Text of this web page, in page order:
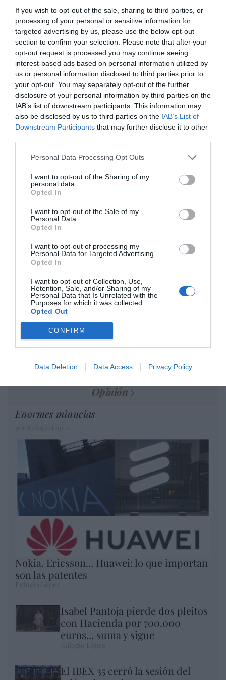
If you wish to opt-out of the sale, sharing to third parties, or
processing of your personal or sensitive information for
targeted advertising by us, please use the below opt-out
section to confirm your selection. Please note that after your
opt-out request is processed you may continue seeing
interest-based ads based on personal information utilized by
us or personal information disclosed to third parties prior to
your opt-out. You may separately opt-out of the further
disclosure of your personal information by third parties on the
IAB’s list of downstream participants. This information may
also be disclosed by us to third parties on the IAB’s List of
Downstream Participants that may further disclose it to other
Personal Data Processing Opt Outs
I want to opt-out of the Sharing of my
personal data.
Opted In
I want to opt-out of the Sale of my
Personal Data.
Opted In
I want to opt-out of processing my
Personal Data for Targeted Advertising.
Opted In
I want to opt-out of Collection, Use,
Retention, Sale, and/or Sharing of my
Personal Data that Is Unrelated with the
Purposes for which it was collected.
Opted Out
CONFIRM
Data Deletion Data Access Privacy Policy
bendecido en otros miembros de la Unión
Europea
Eulogio López 08/08/26 06:00
ECONOMÍA
Seamos más responsables: no siempre el
banco tiene la culpa
Eulogio López 08/08/26 06:00
INTERNACIONAL
La bomba de Hiroshima no perseguía a
Occidente, la de Nagasaki sí: era la ciudad
católica del Japón
Marcelo Gullo: “El trabajo de desmitificar la
desmontar la falsificación, es un trabajo
cristiano"
por Hispanidad
Artículos anteriores
DIARIO DE LA CORRUPCIÓN SANCHISTA
Diario de la corrupción sanchista. Hazte
Oír se manifiesta delante de La Mareta:
“Pedro Sánchez es un criminal”
por Redacción
Artículos anteriores
Opinión
Enormes minucias
Nokia, Ericsson... Huawei: lo que importan
son las patentes
Isabel Pantoja pierde dos pleitos
con Hacienda por 700.000
euros... suma y sigue
El IBEX 35 cerró la sesión del